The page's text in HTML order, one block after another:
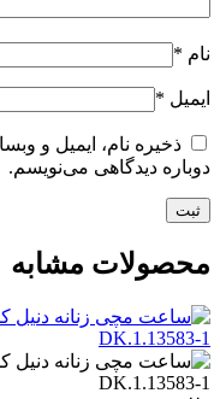
نام *
ایمیل *
ذخیره نام، ایمیل و
دوباره دیدگاهی می‌نویسم.
محصولات مشابه